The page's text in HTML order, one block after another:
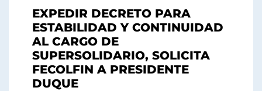
EXPEDIR DECRETO PARA
ESTABILIDAD Y CONTINUIDAD
AL CARGO DE
SUPERSOLIDARIO, SOLICITA
FECOLFIN A PRESIDENTE
DUQUE